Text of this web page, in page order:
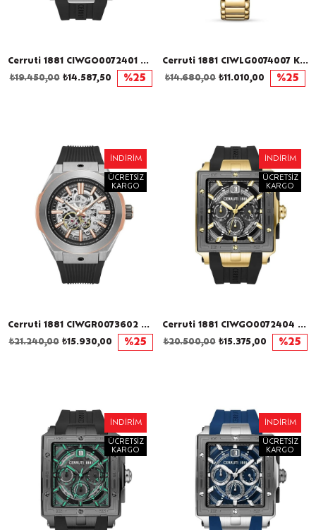
Cerruti 1881 CIWGO0072401 Erkek Kol Saati
₺14.587,50
₺19.450,00 %25
Cerruti 1881 CIWLG0074007 Kadın Kol Saati
₺11.010,00
₺14.680,00 %25
Cerruti 1881 CIWGR0073602 Otomatik Erkek Kol Saati
İNDIRIM
ÜCRETSIZ
KARGO
₺15.930,00
₺21.240,00 %25
Cerruti 1881 CIWGO0072404 Erkek Kol Saati
İNDIRIM
ÜCRETSIZ
KARGO
₺15.375,00
₺20.500,00 %25
İNDIRIM
ÜCRETSIZ
KARGO
İNDIRIM
ÜCRETSIZ
KARGO